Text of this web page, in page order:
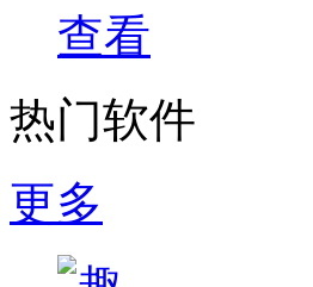
查看
热门软件
更多